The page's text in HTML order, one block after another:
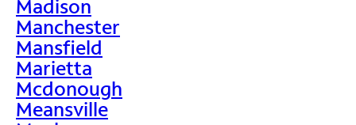
Madison
Manchester
Mansfield
Marietta
Mcdonough
Meansville